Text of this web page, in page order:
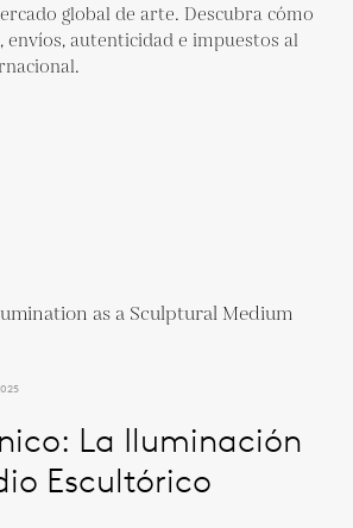
global de arte. Descubra cómo
envíos, autenticidad e impuestos al
La Iluminación
Escultórico